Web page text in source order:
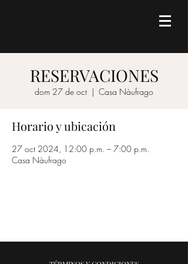
RESERVACIONES
dom 27 de oct
  |
Casa Nàufrago
Horario y ubicación
27 oct 2024, 12:00 p.m. – 7:00 p.m.
Casa Nàufrago